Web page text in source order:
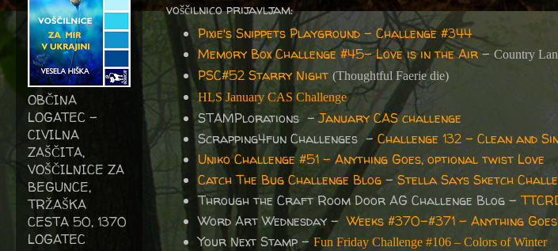
voščilnico prijavljam:
Pixie's Snippets Playground - Challenge #344
Memory Box Challenge #45- Love is in the Air- Country
PSC#52 Starry Night (Thoughtful Faerie die)
HLS January CAS Challenge
STAMPlorations -January CAS challenge
Scrapping4fun Challenges - Challenge 132 - Clean and
Uniko Challenge #51 - Anything Goes, optional twist Love
Catch The Bug Challenge Blog - Stella Says Sketch
Through the Craft Room Door AG Challenge Blog -
Word Art Wednesday -Weeks #370-#371 - Anything Goes
Your Next Stamp - Fun Friday Challenge #106 – Colors of Winter
OBČINA
LOGATEC -
CIVILNA
ZAŠČITA,
VOŠČILNICE ZA
BEGUNCE,
TRŽAŠKA
CESTA 50, 1370
LOGATEC